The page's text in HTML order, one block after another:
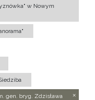
w Nowym
gen. bryg. Zdzisława